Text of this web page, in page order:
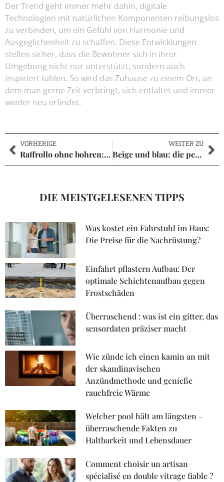
Der Trend geht immer mehr dahin, digitale
Technologien mit natürlichen Komponenten reibungslos
zu verbinden, um ein Gefühl von Harmonie und
Ausgeglichenheit zu schaffen. Diese Entwicklungen
stellen sicher, dass die Bewohner sich in ihrer
Umgebung nicht nur unterstützt, sondern auch
inspiriert fühlen. So wird das Zuhause zu einem Ort, an
dem man gerne Zeit verbringt, sich entfaltet und immer
wieder neu erfindet.
VORHERIGE
Raffrollo ohne bohren: wie du Privatsphäre schaffst ohne Kompromisse einzugehen
WEITER ZU
Beige und blau: die perfekte kombination für ein stilvolles maison-ambiente
DIE MEISTGELESENEN TIPPS
Was kostet ein Fahrstuhl im Haus:
Die Preise für die Nachrüstung?
Einfahrt pflastern Aufbau: Der
optimale Schichtenaufbau gegen
Frostschäden
Überraschend : was ist ein gitter, das
sensordaten präziser macht
Wie zünde ich einen kamin an mit
der skandinavischen
Anzündmethode und genieße
rauchfreie Wärme
Welcher pool hält am längsten –
überraschende Fakten zu
Haltbarkeit und Lebensdauer
Comment choisir un artisan
spécialisé en double vitrage fiable ?